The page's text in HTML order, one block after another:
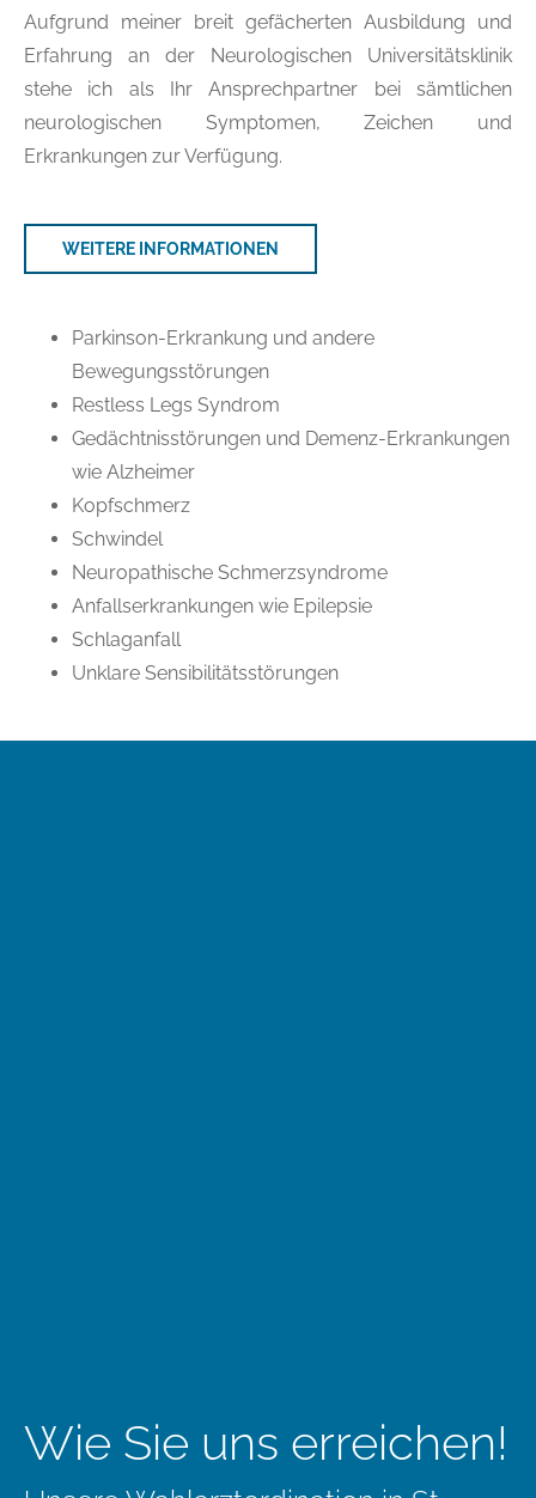
Aufgrund meiner breit gefächerten Ausbildung und
Erfahrung an der Neurologischen Universitätsklinik
stehe ich als Ihr Ansprechpartner bei sämtlichen
neurologischen Symptomen, Zeichen und
Erkrankungen zur Verfügung.
WEITERE INFORMATIONEN
Parkinson-Erkrankung und andere
Bewegungsstörungen
Restless Legs Syndrom
Gedächtnisstörungen und Demenz-Erkrankungen
wie Alzheimer
Kopfschmerz
Schwindel
Neuropathische Schmerzsyndrome
Anfallserkrankungen wie Epilepsie
Schlaganfall
Unklare Sensibilitätsstörungen
Wie Sie uns erreichen!